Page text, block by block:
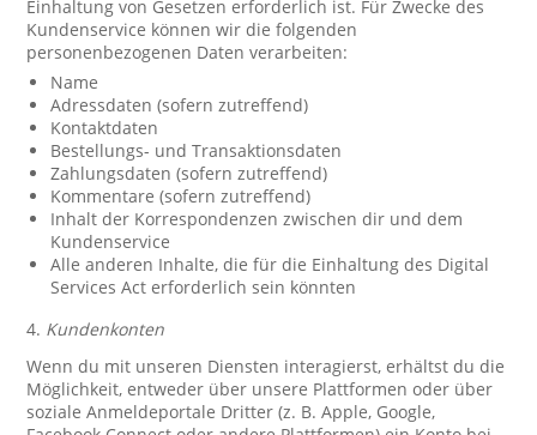
Einhaltung von Gesetzen erforderlich ist. Für Zwecke des
Kundenservice können wir die folgenden
personenbezogenen Daten verarbeiten:
Name
Adressdaten (sofern zutreffend)
Kontaktdaten
Bestellungs- und Transaktionsdaten
Zahlungsdaten (sofern zutreffend)
Kommentare (sofern zutreffend)
Inhalt der Korrespondenzen zwischen dir und dem
Kundenservice
Alle anderen Inhalte, die für die Einhaltung des Digital
Services Act erforderlich sein könnten
4. Kundenkonten
Wenn du mit unseren Diensten interagierst, erhältst du die
Möglichkeit, entweder über unsere Plattformen oder über
soziale Anmeldeportale Dritter (z. B. Apple, Google,